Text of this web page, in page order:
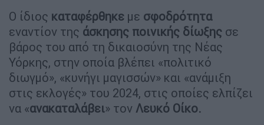
Ο ίδιος καταφέρθηκε με σφοδρότητα
εναντίον της άσκησης ποινικής δίωξης σε
βάρος του από τη δικαιοσύνη της Νέας
Υόρκης, στην οποία βλέπει «πολιτικό
διωγμό», «κυνήγι μαγισσών» και «ανάμιξη
στις εκλογές» του 2024, στις οποίες ελπίζει
να «ανακαταλάβει» τον Λευκό Οίκο.